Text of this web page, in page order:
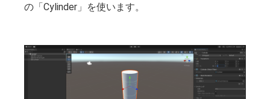
の「Cylinder」を使います。